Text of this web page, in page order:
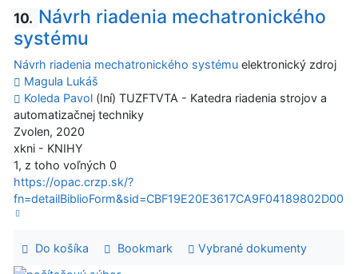
10. Návrh riadenia mechatronického
systému
Návrh riadenia mechatronického systému elektronický zdroj
Magula Lukáš
Koleda Pavol (Iní) TUZFTVTA - Katedra riadenia strojov a
automatizačnej techniky
Zvolen, 2020
xkni - KNIHY
1, z toho voľných 0
https://opac.crzp.sk/?
fn=detailBiblioForm&sid=CBF19E20E3617CA9F04189802D00
Do košíka Bookmark Vybrané dokumenty